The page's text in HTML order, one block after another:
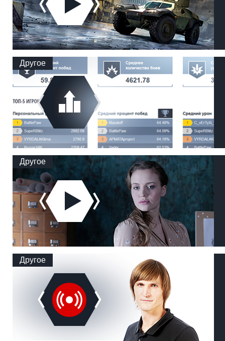
Другое
Другое
Другое